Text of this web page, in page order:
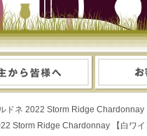
ドネ 2022 Storm Ridge Chardonnay
Storm Ridge Chardonnay 【白ワイ